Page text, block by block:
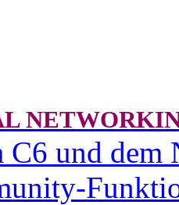
C6 und dem